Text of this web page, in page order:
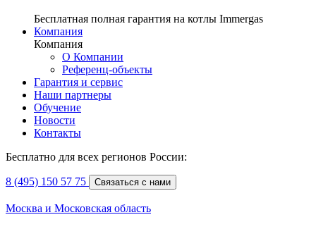
Бесплатная полная гарантия на котлы Immergas
Компания
Компания
О Компании
Референц-объекты
Гарантия и сервис
Наши партнеры
Обучение
Новости
Контакты
Бесплатно для всех регионов России:
8 (495) 150 57 75 Связаться с нами
Москва и Московская область